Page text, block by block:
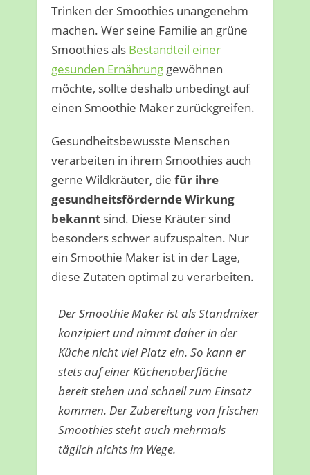
Trinken der Smoothies unangenehm
machen. Wer seine Familie an grüne
Smoothies als Bestandteil einer
gesunden Ernährung gewöhnen
möchte, sollte deshalb unbedingt auf
einen Smoothie Maker zurückgreifen.
Gesundheitsbewusste Menschen
verarbeiten in ihrem Smoothies auch
gerne Wildkräuter, die für ihre
gesundheitsfördernde Wirkung
bekannt sind. Diese Kräuter sind
besonders schwer aufzuspalten. Nur
ein Smoothie Maker ist in der Lage,
diese Zutaten optimal zu verarbeiten.
Der Smoothie Maker ist als Standmixer
konzipiert und nimmt daher in der
Küche nicht viel Platz ein. So kann er
stets auf einer Küchenoberfläche
bereit stehen und schnell zum Einsatz
kommen. Der Zubereitung von frischen
Smoothies steht auch mehrmals
täglich nichts im Wege.